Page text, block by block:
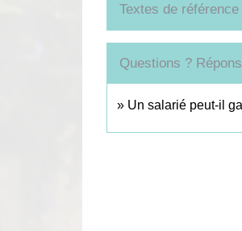
Textes de référence
Questions ?
Un salarié peut-il